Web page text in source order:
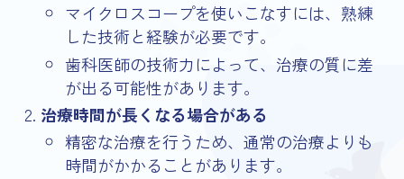
マイクロスコープを使いこなすには、熟練
した技術と経験が必要です。
歯科医師の技術力によって、治療の質に差
が出る可能性があります。
治療時間が長くなる場合がある
精密な治療を行うため、通常の治療よりも
時間がかかることがあります。